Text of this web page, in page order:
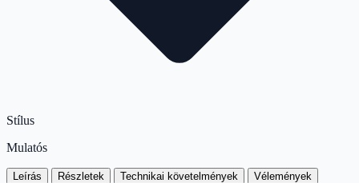
Stílus
Mulatós
Leírás Részletek Technikai követelmények Vélemények